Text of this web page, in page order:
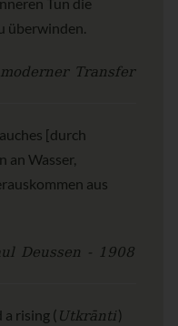
überwinden.
Transfer
[durch
Wasser,
aus
Deussen - 1908
a rising ( Utkrānti)